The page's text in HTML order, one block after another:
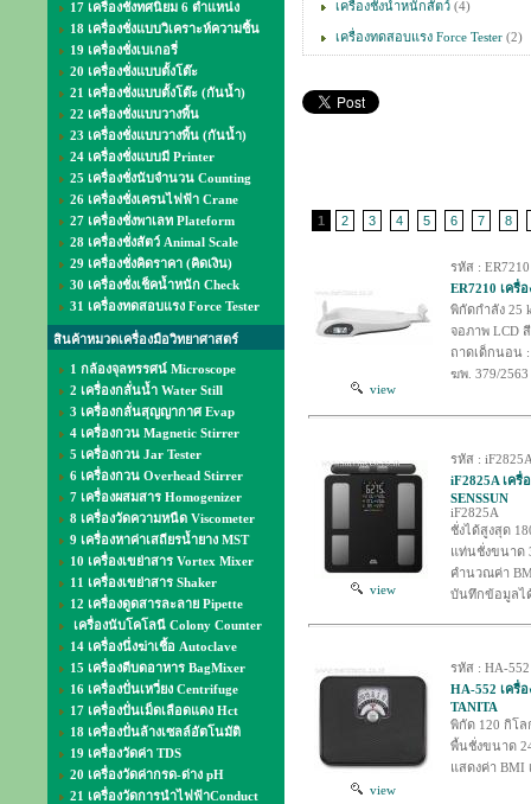
17 เครื่องชั่งทศนิยม 6 ตำแหน่ง
18 เครื่องชั่งแบบวิเคราะห์ความชื้น
19 เครื่องชั่งเบเกอรี่
20 เครื่องชั่งแบบตั้งโต๊ะ
21 เครื่องชั่งแบบตั้งโต๊ะ (กันน้ำ)
22 เครื่องชั่งแบบวางพื้น
23 เครื่องชั่งแบบวางพื้น (กันน้ำ)
24 เครื่องชั่งแบบมี Printer
25 เครื่องชั่งนับจำนวน Counting
26 เครื่องชั่งเครนไฟฟ้า Crane
27 เครื่องชั่งพาเลท Plateform
28 เครื่องชั่งสัตว์ Animal Scale
29 เครื่องชั่งคิดราคา (คิดเงิน)
30 เครื่องชั่งเช็คน้ำหนัก Check
31 เครื่องทดสอบแรง Force Tester
สินค้าหมวดเครื่องมือวิทยาศาสตร์
1 กล้องจุลทรรศน์ Microscope
2 เครื่องกลั่นน้ำ Water Still
3 เครื่องกลั่นสุญญากาศ Evap
4 เครื่องกวน Magnetic Stirrer
5 เครื่องกวน Jar Tester
6 เครื่องกวน Overhead Stirrer
7 เครื่องผสมสาร Homogenizer
8 เครื่องวัดความหนืด Viscometer
9 เครื่องหาค่าเสถียรน้ำยาง MST
10 เครื่องเขย่าสาร Vortex Mixer
11 เครื่องเขย่าสาร Shaker
12 เครื่องดูดสารละลาย Pipette
เครื่องนับโคโลนี Colony Counter
14 เครื่องนึ่งฆ่าเชื้อ Autoclave
15 เครื่องตีบดอาหาร BagMixer
16 เครื่องปั่นเหวี่ยง Centrifuge
17 เครื่องปั่นเม็ดเลือดแดง Hct
18 เครื่องปั่นล้างเซลล์อัตโนมัติ
19 เครื่องวัดค่า TDS
20 เครื่องวัดค่ากรด-ด่าง pH
21 เครื่องวัดการนำไฟฟ้าConduct
เครื่องชั่งน้ำหนักสัตว์ (4)
เครื่องทดสอบแรง Force Tester (2)
1 2 3 4 5 6 7 8
view
รหัส : ER7210
ER7210 เครื่
พิกัดกำลัง 25
จอภาพ LCD
ถาดเด็กนอน :
ฆพ. 379/2563
view
รหัส :
iF2825A เค
SENSSUN
iF2825A
ชั่งได้สูงสุด
แท่นชั่งขนาด
คำนวณค่า
บันทึกข้อมูลไ
view
รหัส : HA-552
HA-552 เครื่
TANITA
พิกัด 120 กิโล
พื้นชั่งขนาด
แสดงค่า BMI